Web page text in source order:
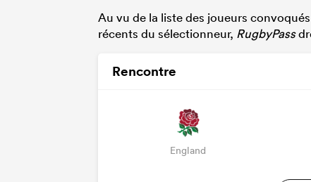
Au vu de la liste des joueurs
récents du sélectionneur, RugbyPass
Rencontre
England